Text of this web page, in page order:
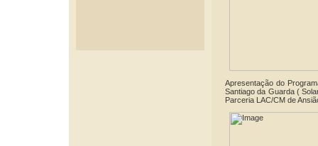
Apresentação do
Santiago da Guarda (
Parceria LAC/CM de